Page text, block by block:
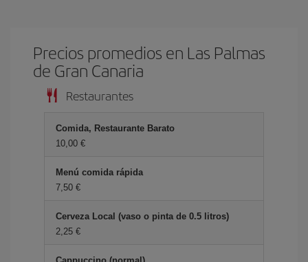
Precios promedios en Las Palmas
de Gran Canaria
Restaurantes
Comida, Restaurante Barato
10,00 €
Menú comida rápida
7,50 €
Cerveza Local (vaso o pinta de 0.5 litros)
2,25 €